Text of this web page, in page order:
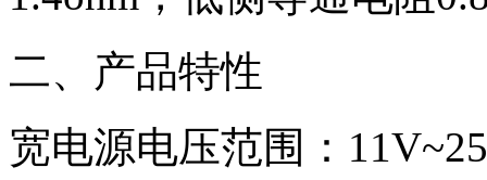
二、产品特性
宽电源电压范围：